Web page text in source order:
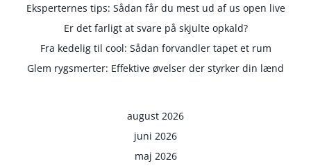
Eksperternes tips: Sådan får du mest ud af us open live
Er det farligt at svare på skjulte opkald?
Fra kedelig til cool: Sådan forvandler tapet et rum
Glem rygsmerter: Effektive øvelser der styrker din lænd
august 2026
juni 2026
maj 2026